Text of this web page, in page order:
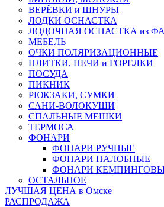
ВЕРЁВКИ и ШНУРЫ
ЛОДКИ ОСНАСТКА
ЛОДОЧНАЯ ОСНАСТКА из
МЕБЕЛЬ
ОЧКИ ПОЛЯРИЗАЦИОННЫЕ
ПЛИТКИ, ПЕЧИ и ГОРЕЛКИ
ПОСУДА
ПИКНИК
РЮКЗАКИ, СУМКИ
САНИ-ВОЛОКУШИ
СПАЛЬНЫЕ МЕШКИ
ТЕРМОСА
ФОНАРИ
ФОНАРИ РУЧНЫЕ
ФОНАРИ НАЛОБНЫЕ
ФОНАРИ
ОСТАЛЬНОЕ
ЛУЧШАЯ ЦЕНА в Омске
РАСПРОДАЖА